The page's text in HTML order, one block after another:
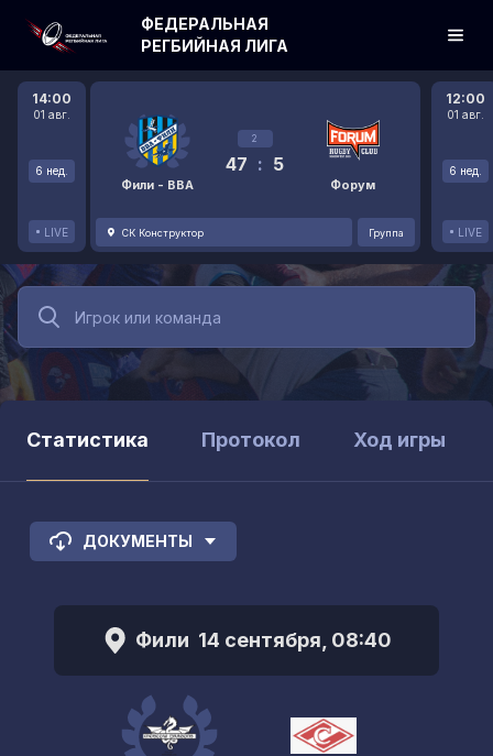
14:00
01 авг.
6 нед.
LIVE
Фили - ВВА
2
47 : 5
Форум
СК Конструктор Группа
12:00
01 авг.
6 нед.
LIVE
ФЕДЕРАЛЬНАЯ
РЕГБИЙНАЯ ЛИГА
Статистика Протокол Ход игры
ДОКУМЕНТЫ
Фили 14 сентября, 08:40